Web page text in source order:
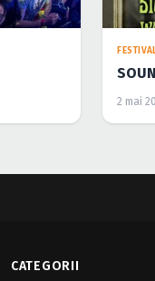
2 mai
CATEGORII